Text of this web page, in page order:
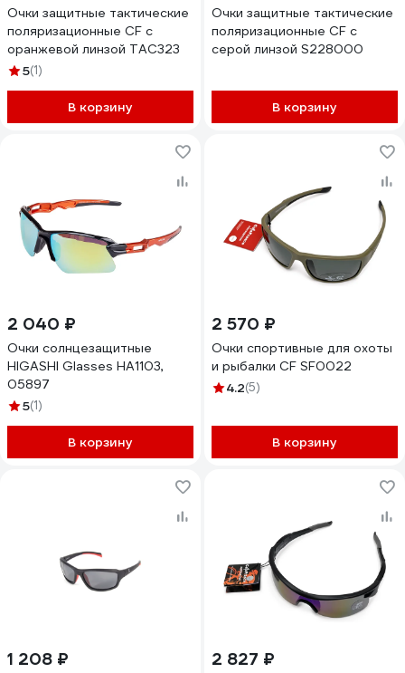
Очки защитные тактические
поляризационные CF с
оранжевой линзой TAC323
5(1)
В корзину
Очки защитные тактические
поляризационные CF с
серой линзой S228000
В корзину
2 040 ₽
Очки солнцезащитные
HIGASHI Glasses HA1103,
05897
5(1)
В корзину
2 570 ₽
Очки спортивные для охоты
и рыбалки CF SF0022
4.2(5)
В корзину
1 208 ₽ 2 827 ₽